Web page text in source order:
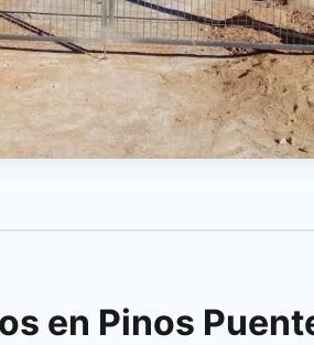
en Pinos